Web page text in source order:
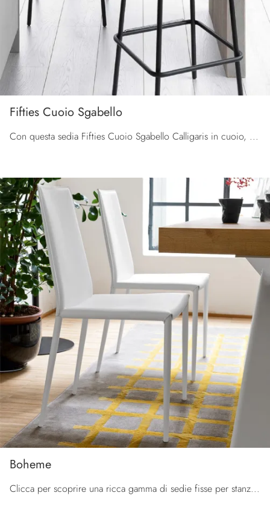
Fifties Cuoio Sgabello
Con questa sedia Fifties Cuoio Sgabello Calligaris in cuoio, una tra le nostre sedute sgabelli moderne, potrai impreziosire i tuoi spazi.
Boheme
Clicca per scoprire una ricca gamma di sedie fisse per stanze moderne: il modello Boheme di Connubia ti attende!